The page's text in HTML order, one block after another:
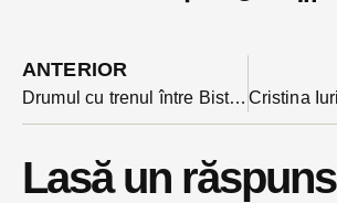
ANTERIOR
Drumul cu trenul între Bistrița și Beclean include obligatoriu și un drum cu autobuzul. Sunt afectate zilnic zeci de trenuri
Lasă un răspuns